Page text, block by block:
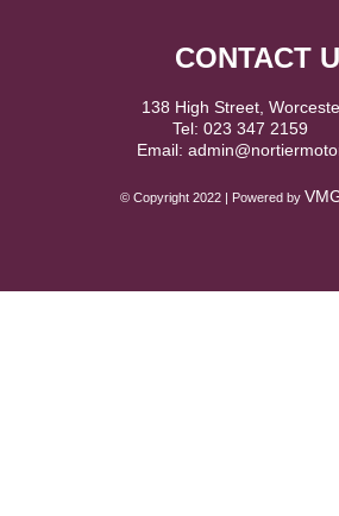
CONTACT
138 High Street,
Tel: 023 347
Email:
© Copyright 2022 | Powered by